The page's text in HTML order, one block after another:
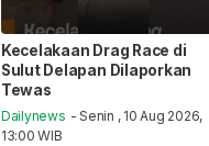
Kecelakaan Drag Race di
Sulut Delapan Dilaporkan
Tewas
Dailynews - Senin , 10 Aug 2026,
13:00 WIB